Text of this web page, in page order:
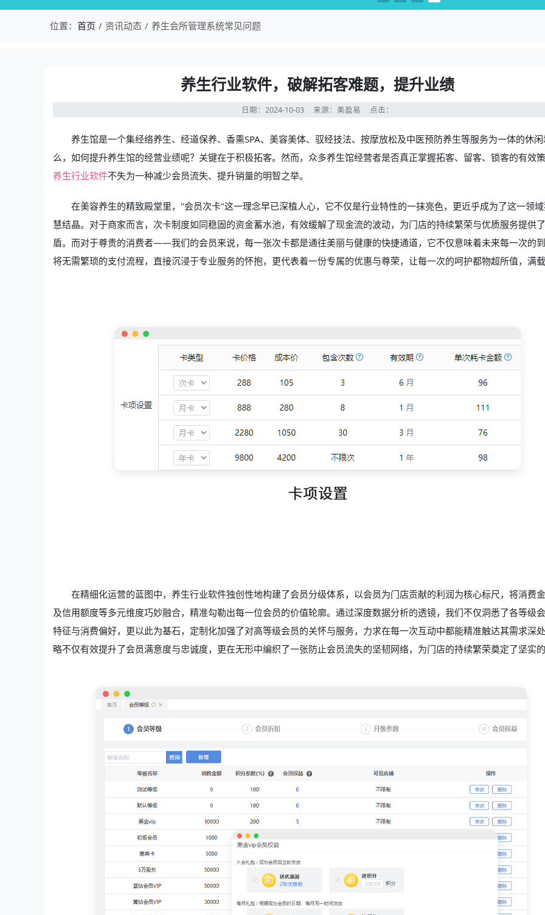
位置： 首页 资讯动态 养生会所管理系统常见问题
养生行业软件，破解拓客难题，提升业绩
日期：2024-10-03 来源：美盈易 点击：
养生馆是一个集经络养生、经道保养、香熏SPA、美容美体、驭经技法、按摩放松及中医预防养生等服务为一体的休
么，如何提升养生馆的经营业绩呢？关键在于积极拓客。然而，众多养生馆经营者是否真正掌握拓客、留客、锁客的有效
养生行业软件不失为一种减少会员流失、提升销量的明智之举。
在美容养生的精致殿堂里，"会员次卡"这一理念早已深植人心，它不仅是行业特性的一抹亮色，更近乎成为了这一领
慧结晶。对于商家而言，次卡制度如同稳固的资金蓄水池，有效缓解了现金流的波动，为门店的持续繁荣与优质服务提供
盾。而对于尊贵的消费者——我们的会员来说，每一张次卡都是通往美丽与健康的快捷通道，它不仅意味着未来每一次的
将无需繁琐的支付流程，直接沉浸于专业服务的怀抱，更代表着一份专属的优惠与尊荣，让每一次的呵护都物超所值，满
在精细化运营的蓝图中，养生行业软件独创性地构建了会员分级体系，以会员为门店贡献的利润为核心标尺，将消费
及信用额度等多元维度巧妙融合，精准勾勒出每一位会员的价值轮廓。通过深度数据分析的透镜，我们不仅洞悉了各等级
特征与消费偏好，更以此为基石，定制化加强了对高等级会员的关怀与服务，力求在每一次互动中都能精准触达其需求深
略不仅有效提升了会员满意度与忠诚度，更在无形中编织了一张防止会员流失的坚韧网络，为门店的持续繁荣奠定了坚实